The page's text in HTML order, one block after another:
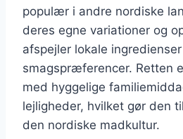
populær i andre nordiske
deres egne variationer og
afspejler lokale
smagspræferencer. Retten
med hyggelige
lejligheder, hvilket gør den
den nordiske madkultur.